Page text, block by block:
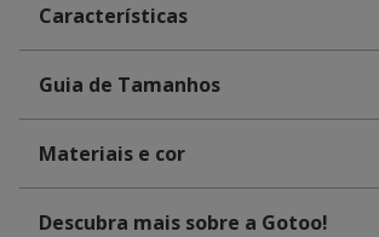
Características
Guia de Tamanhos
Materiais e cor
Descubra mais sobre a Gotoo!